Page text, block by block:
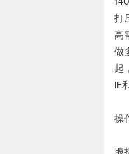
打
高
做
起
IF
操